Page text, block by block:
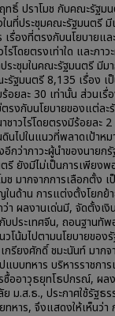
ทธิ์ ปราโมช กับคณะรัฐม
นที่ประชุมคณะรัฐมนตรี มี
เรื่องที่ตรงกับนโยบายแล
ร่โดยตรงเท่าใด และภาว
ะชุมในคณะรัฐมนตรี มีม
รัฐมนตรี 8,135 เรื่อง เป็
ร้อยละ 30 เท่านั้น ส่วนเรื่
รงกับนโยบายของแต่ละ
ชาวไร่โดยตรงมีร้อยละ 2
นไปในแนวที่พลาดเป้าหม
กว่าภาวะผู้นำของนายก
รี ยังมีไม่เป็นการเพียงพ
มากจากการเลือกตั้ง เ
ในด้าน การแต่งตั้งโยกย้
า ผลงานเด่นมี, จัดตั้งเ
ประเทศจีน, ถอนฐานทัพ
โน้มไปตามนโยบายของ
รียงศักดิ์ ชมะนันท์ มากจ
บบทหาร บริหารราชกา
ซื้ออาวุธยุทโธปกรณ์, ผล
ม.ส.ธ., ประกาศใช้รัฐธ
หาร, จึงแสดงให้เห็นว่า